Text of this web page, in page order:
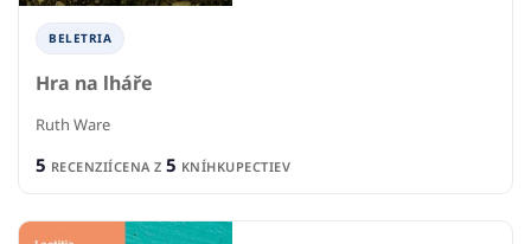
BELETRIA
Hra na lháře
Ruth Ware
5 RECENZIÍCENA Z 5 KNÍHKUPECTIEV